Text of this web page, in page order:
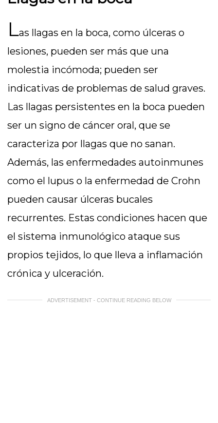
Las llagas en la boca, como úlceras o
lesiones, pueden ser más que una
molestia incómoda; pueden ser
indicativas de problemas de salud graves.
Las llagas persistentes en la boca pueden
ser un signo de cáncer oral, que se
caracteriza por llagas que no sanan.
Además, las enfermedades autoinmunes
como el lupus o la enfermedad de Crohn
pueden causar úlceras bucales
recurrentes. Estas condiciones hacen que
el sistema inmunológico ataque sus
propios tejidos, lo que lleva a inflamación
crónica y ulceración.
ADVERTISEMENT - CONTINUE READING BELOW